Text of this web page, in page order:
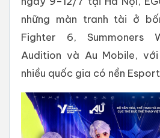
những màn tranh tài ở
Fighter 6, Summoners
Audition và Au Mobile,
nhiều quốc gia có nền